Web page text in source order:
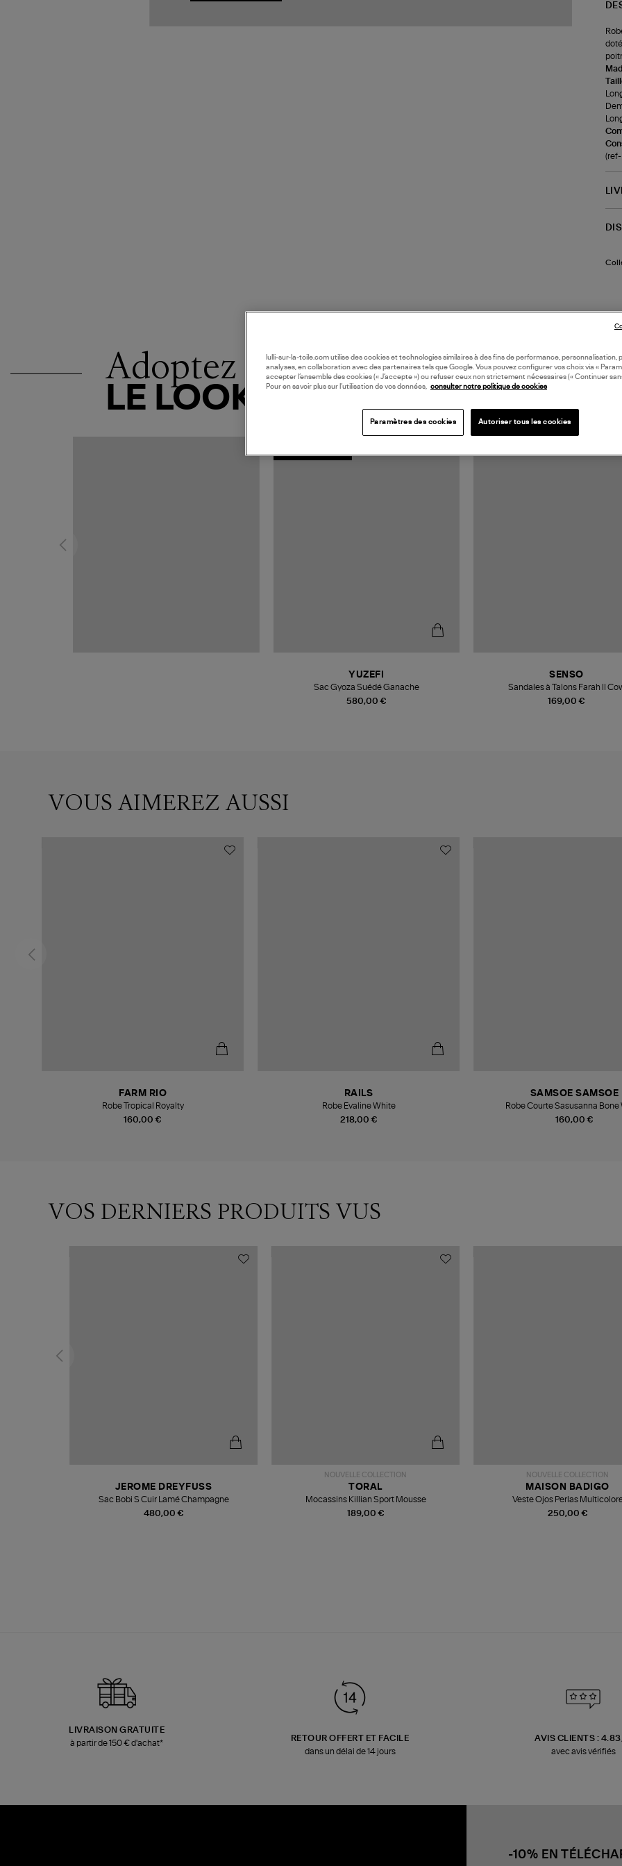
Adoptez
LE LOOK
580,00 €
YUZEFI
Sac Gyoza Suédé Ganache
169,00 €
SENSO
Sandales à Talons Farah II
VOUS AIMEREZ AUSSI
160,00 €
FARM RIO
Robe Tropical Royalty
218,00 €
RAILS
Robe Evaline White
160,00 €
SAMSOE SAMSOE
Robe Courte Sasusanna Bone
VOS DERNIERS PRODUITS VUS
480,00 €
JEROME DREYFUSS
Sac Bobi S Cuir Lamé Champagne
NOUVELLE COLLECTION
189,00 €
TORAL
Mocassins Killian Sport Mousse
NOUVELLE COLLECTION
250,00 €
MAISON BADIGO
Veste Ojos Perlas
LIVRAISON GRATUITE
à partir de 150 € d'achat*
RETOUR OFFERT ET FACILE
dans un délai de 14 jours
AVIS CLIENTS :
avec avis vérifiés
-10% EN
lulli-sur-la-toile.com utilise des cookies et technologies similaires à des fins de performance, personnalisation,
analyses, en collaboration avec des partenaires tels que Google. Vous pouvez configurer vos choix via «
accepter l’ensemble des cookies (« J’accepte ») ou refuser ceux non strictement nécessaires (« Continuer
Pour en savoir plus sur l’utilisation de vos données, consulter notre politique de cookies
Paramètres des cookies Autoriser tous les cookies